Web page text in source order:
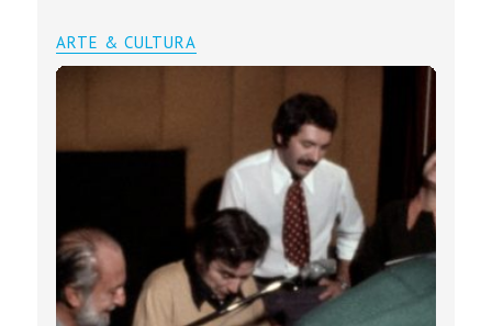
ARTE & CULTURA